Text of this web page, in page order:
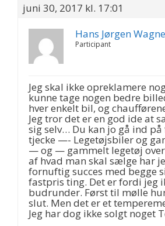
juni 30, 2017 kl. 17:01
Hans Jørgen
Participant
Jeg skal ikke opreklamere
kunne tage nogen bedre
hver enkelt bil, og
Jeg tror det er en god ide at
sig selv… Du kan jo gå ind
tjecke —- Legetøjsbiler og
— og — gammelt legetøj
af hvad man skal sælge har
fornuftig succes med begge
fastpris ting. Det er fordi jeg
budrunder. Først til mølle
slut. Men det er et
Jeg har dog ikke solgt noget